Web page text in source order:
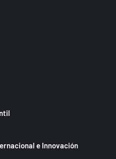
e Innovación